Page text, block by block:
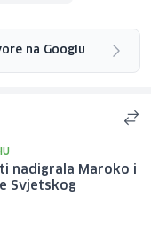
na Googlu
nadigrala Maroko i
Svjetskog